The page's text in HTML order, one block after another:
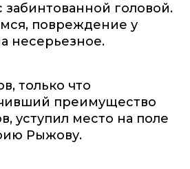
забинтованной головой.
повреждение у
несерьезное.
только что
преимущество
уступил место на поле
Рыжову.